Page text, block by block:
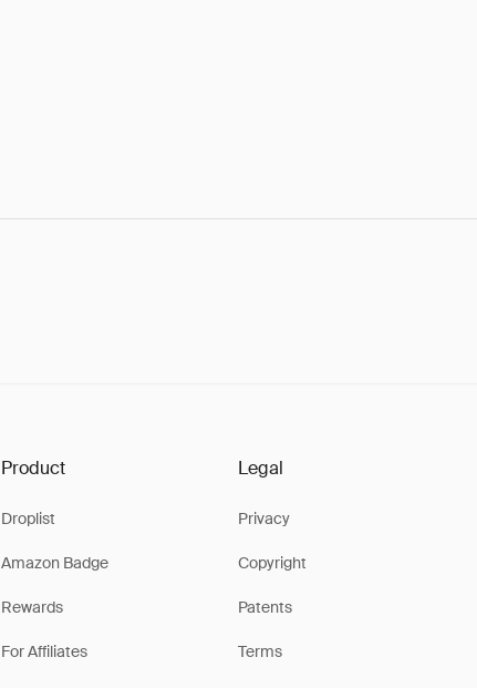
Product
Droplist
Amazon Badge
Rewards
For Affiliates
Legal
Privacy
Copyright
Patents
Terms